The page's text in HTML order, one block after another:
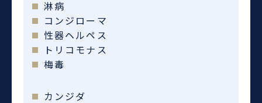
淋病
コンジローマ
性器ヘルペス
トリコモナス
梅毒
カンジダ